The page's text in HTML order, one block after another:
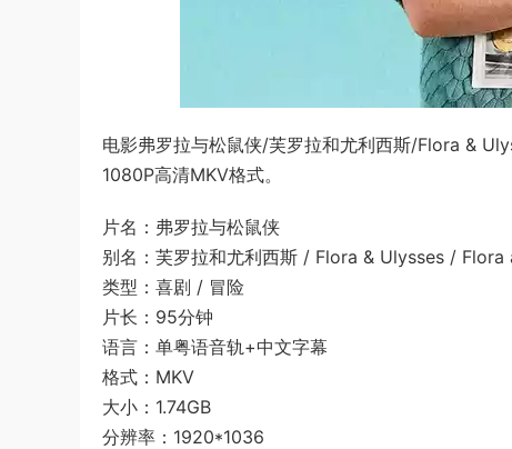
电影弗罗拉与松鼠侠/芙罗拉和尤利西斯/Flora &
1080P高清MKV格式。
片名：弗罗拉与松鼠侠
别名：芙罗拉和尤利西斯 / Flora & Ulysses / Flora
类型：喜剧 / 冒险
片长：95分钟
语言：单粤语音轨+中文字幕
格式：MKV
大小：1.74GB
分辨率：1920*1036